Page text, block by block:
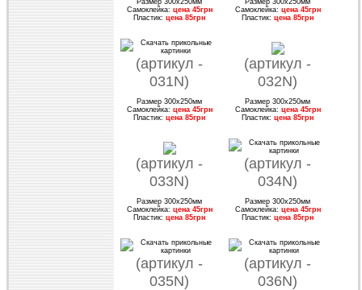
Самоклейка: цена 45грн
Пластик:цена 85грн
Самоклейка: цена 45грн
Пластик:цена 85грн
(артикул -
031N)
Размер 300х250мм
Самоклейка: цена 45грн
Пластик:цена 85грн
(артикул -
032N)
Размер 300х250мм
Самоклейка: цена 45грн
Пластик:цена 85грн
(артикул -
033N)
Размер 300х250мм
Самоклейка: цена 45грн
Пластик:цена 85грн
(артикул -
034N)
Размер 300х250мм
Самоклейка: цена 45грн
Пластик:цена 85грн
(артикул -
035N)
(артикул -
036N)